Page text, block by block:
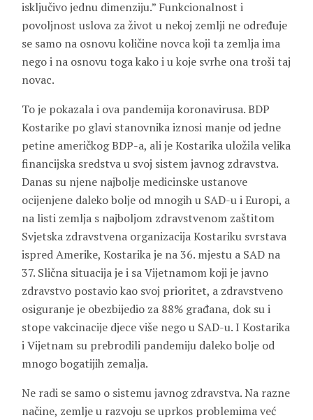
isključivo jednu dimenziju.” Funkcionalnost i
povoljnost uslova za život u nekoj zemlji ne određuje
se samo na osnovu količine novca koji ta zemlja ima
nego i na osnovu toga kako i u koje svrhe ona troši taj
novac.
To je pokazala i ova pandemija koronavirusa. BDP
Kostarike po glavi stanovnika iznosi manje od jedne
petine američkog BDP-a, ali je Kostarika uložila velika
financijska sredstva u svoj sistem javnog zdravstva.
Danas su njene najbolje medicinske ustanove
ocijenjene daleko bolje od mnogih u SAD-u i Europi, a
na listi zemlja s najboljom zdravstvenom zaštitom
Svjetska zdravstvena organizacija Kostariku svrstava
ispred Amerike, Kostarika je na 36. mjestu a SAD na
37. Slična situacija je i sa Vijetnamom koji je javno
zdravstvo postavio kao svoj prioritet, a zdravstveno
osiguranje je obezbijedio za 88% građana, dok su i
stope vakcinacije djece više nego u SAD-u. I Kostarika
i Vijetnam su prebrodili pandemiju daleko bolje od
mnogo bogatijih zemalja.
Ne radi se samo o sistemu javnog zdravstva. Na razne
načine, zemlje u razvoju se uprkos problemima već